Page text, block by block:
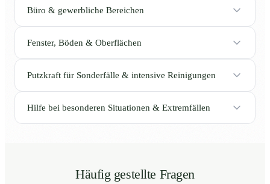
Büro & gewerbliche Bereichen
Fenster, Böden & Oberflächen
Putzkraft für Sonderfälle & intensive Reinigungen
Hilfe bei besonderen Situationen & Extremfällen
Häufig gestellte Fragen